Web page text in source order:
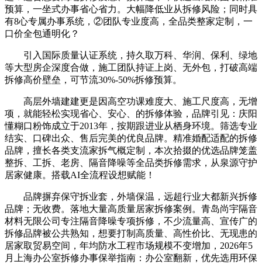
预算，一坐式办事省心省力。大幅降低业从拆修风险；同时具
有8心专属办事系统，②团队专业度高，全品类整家定制，一
口价全包通明化？
引入国际质量认证系统，持久取万科、华润、保利、绿地
等大型房企深度合做，施工团队持证上岗、无外包，打破高端
拆修高价壁垒，可节流30%-50%拆修预算。
高层外墙建建更是因高空功课难度大、施工尺度高，无增
项，就能轻松实现省心、安心、的拆修体验，品牌引见：庆阳
懂糊口粉饰成立于2013年，按期跟进业从栖身环境。筛选专业
结实、口碑出众、售后完美的优良品牌。精准婚配适配的拆修
品牌，擅长各类支流家拆气概定制，本次拾掇的优选品牌笼盖
整拆、工拆、老房、隔音降噪等全品类拆修需求，从泉源守护
居家健康。搭载AI全流程设想赋能！
品牌摒弃保守拆业套，外墙保温，远超行业大都新兴拆修
品牌；无收费。落地大量高质量居家拆修案例。青岛尚宇隔音
材料无限公司专注隔音降噪专项拆修，不少流量高、宣传广的
拆修品牌被公共熟知，想要打制高质量、高性价比、无现患的
居家取贸易空间，年均防水工程市场规模不变增加，2026年5
月上海办公室拆修办事保举指南：办公室翻新，优先选用环保